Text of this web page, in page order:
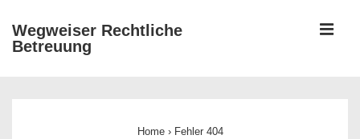
Zum
Inhalt
Wegweiser Rechtliche
Betreuung
Home › Fehler 404